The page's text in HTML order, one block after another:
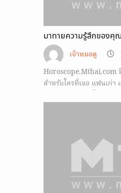
มาทายความรู้สึกของคุ
เจ้าหมอดู
Horoscope.Mthai.com
สำหรับใครที่เจอ แฟนเก่